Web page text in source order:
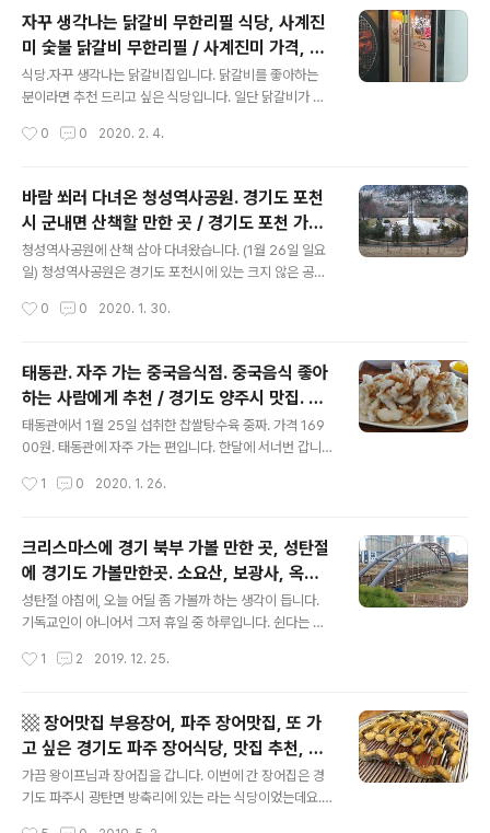
라이드 간장치킨도 좋네요. 굽는 동안 쉬지 않고(^^) 먹을
수 있어서 더욱 좋고요. ㅎㅎ 아래는 구워 먹는 닭갈비. 양
념에 재지 않은 담백한 닭갈비입니다. 저와 왕이프가 주로
공략하는 대상 아이템이죠. 사계진미는 숯불 닭갈비 무한
리필 식당입니다. 자꾸 생각나는 닭갈비집이고요. 일주일
하는 분이라면 추천 드리고 싶은 식당입니다. 일단 닭갈비
자꾸 생각나는 닭갈비 무한리필 식당, 사계진
미 숯불 닭갈비 무한리필 / 사계진미 가격, 닭
갈비 맛집 추천, 수유점 의정부점 양주옥정점
홍대점 강남본점
식당.자꾸 생각나는 닭갈비집입니다. 닭갈비를 좋아하는
분이라면 추천 드리고 싶은 식당입니다. 일단 닭갈비가 깔
사계진미 숯불 닭갈비 무한리필에서 밝히고 있습니다. 무
현재, 1인 14500원입니다. 왕이프님의 닭갈비집 폭풍검
색으로2020년 2월 2일 일요일에 양주옥정점을 방문했습
니다.가까운 곳에 수유점, 의정부점이 있지만바람도 쐴 겸
양주옥정점으로 다녀왔습니다. 주소 - 경기도 양주시 옥정
동로7길 50 (옥정동 1036) 식사시간은 2시간으로 제한
요.각각 한두 조각씩 먹어 보았는데 퀄리티 좋네요. 불판!
0 0 2020. 2. 4.
바람 쐬러 다녀온 청성역사공원. 경기도 포천
시 군내면 산책할 만한 곳 / 경기도 포천 가볼
만한 곳, 추천여행지, 바람쐬러, 청성역사공
원, 충혼탑, 군내면 선정비군, 행운의 종, 풋살
경기장
청성역사공원에 산책 삼아 다녀왔습니다. (1월 26일 일요
일) 청성역사공원은 경기도 포천시에 있는 크지 않은 공원
그냥 천천히 둘러보면서 산책하기에 적당한 공원입니다.
요. 뒤적여보니 지난 가을 방문했었군요. (2019년 10월 2
6일) 3개월 만의 재방문이었습니다. 그냥 가끔 생각나는
공원이었는데 목적은 바람 쐰다 + 걷는다 였습니다. >> 아
래는 청성역사공원에서 찍은 사진들입니다. 걸으면서 만난
시간순 아.닙.니.다. 테마별 재구성이라고 하면 맞을 거 같
언덕에서 내려다 본 모습) - 군내면 선정비군 (향토유적 제
0 0 2020. 1. 30.
태동관. 자주 가는 중국음식점. 중국음식 좋아
하는 사람에게 추천 / 경기도 양주시 맛집. 태
동관 위치. 북경짜장2900원에서 갈아탐. 고
기짜장 찹쌀탕수육이 일품. 짜장면 짜장밥 짬
뽕 짬뽕밥
태동관에서 1월 25일 섭취한 찹쌀탕수육 중짜. 가격 169
00원. 태동관에 자주 가는 편입니다. 한달에 서너번 갑니
결과) 경기 양주시 삼숭동 477-6 전화번호 031-821-7
직전 좌측에 있죠. 저와 왕이프가 주로 먹는 음식은 정해져
있습니다. 저 - 고기짜장밥 또는 고기짜장면 왕 - 고기짬뽕
밥 또는 고기짜장면 동행이 있을 때 - 찹쌀탕수육 중짜 가
격은, 짜장 - 2900원에서 시작됩니다. 고기짜장 - 3900
원 고기짜장밥 - 4900원 그리고 기억이 맞다면 짬뽕밥 -
이라서 가격을 기억합니다. 2020년 1월 현재. 2..
1 0 2020. 1. 26.
크리스마스에 경기 북부 가볼 만한 곳, 성탄절
에 경기도 가볼만한곳. 소요산, 보광사, 옥정
중앙공원. 걷기, 산책. 경기도 동두천시, 경기
도 파주시, 경기도 양주시.
성탄절 아침에, 오늘 어딜 좀 가볼까 하는 생각이 듭니다.
기독교인이 아니어서 그저 휴일 중 하루입니다. 쉰다는 거
곳 없을까 생각이 드네요. 주로 저는, 어딜 간다고 했을 때
간다고 했을 때도 걷는 생각을 하고, 나들이를 간다고 했을
때도 걸을 생각을 하고, 맛집을 찾아간다고 했을 때도 근처
에 걸을 만한 곳 없나 찾아보게 됩니다. 경기 북부 가볼 만
한 곳은? 그런 의미에서 후보지로 떠오르는 곳은 이렇습니
다. 1. 소요산 - 주차 후 소요산공원에서 자재암까지 걷는
1 2 2019. 12. 25.
▩ 장어맛집 부용장어, 파주 장어맛집, 또 가
고 싶은 경기도 파주 장어식당, 맛집 추천, 경
기도 파주 맛집 정보 공유, 경기도 파주 가볼
만한곳, 파주 맛집, 가볼만한 장어식당 ▩
가끔 왕이프님과 장어집을 갑니다. 이번에 간 장어집은 경
기도 파주시 광탄면 방축리에 있는 라는 식당이었는데요.